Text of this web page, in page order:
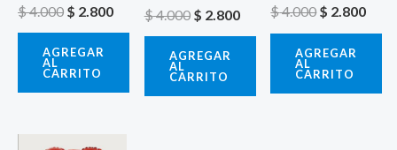
$4.000 $ 2.800
AGREGAR
AL
CARRITO
$4.000 $ 2.800
AGREGAR
AL
CARRITO
$4.000$ 2.800
AGREGAR
AL
CARRITO